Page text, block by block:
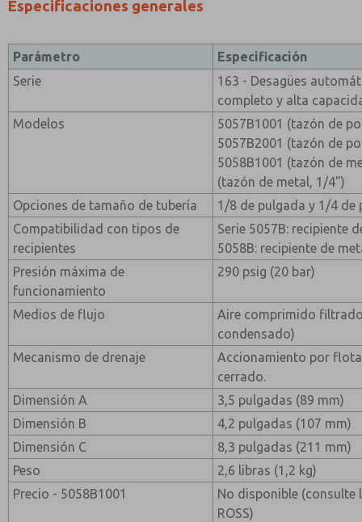
Especificaciones generales
Parámetro
Especificación
Serie
163 - Desagües
completo y alta
Modelos
5057B1001 (tazón de
5057B2001 (tazón de
5058B1001 (tazón de
(tazón de metal, 1/4")
Opciones de tamaño de tubería
1/8 de pulgada y 1/4 de
Compatibilidad con tipos de
recipientes
Serie 5057B: recipiente
5058B: recipiente de
Presión máxima de
funcionamiento
290 psig (20 bar)
Medios de flujo
Aire comprimido
condensado)
Mecanismo de drenaje
Accionamiento por
cerrado.
Dimensión A
3,5 pulgadas (89 mm)
Dimensión B
4,2 pulgadas (107 mm)
Dimensión C
8,3 pulgadas (211 mm)
Peso
2,6 libras (1,2 kg)
Precio - 5058B1001
No disponible
ROSS)